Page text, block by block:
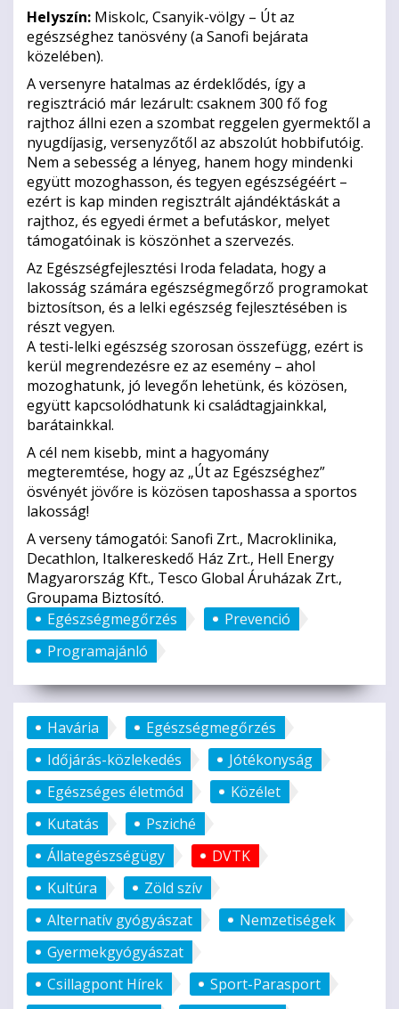
Helyszín: Miskolc, Csanyik-völgy – Út az
egészséghez tanösvény (a Sanofi bejárata
közelében).
A versenyre hatalmas az érdeklődés, így a
regisztráció már lezárult: csaknem 300 fő fog
rajthoz állni ezen a szombat reggelen gyermektől a
nyugdíjasig, versenyzőtől az abszolút hobbifutóig.
Nem a sebesség a lényeg, hanem hogy mindenki
együtt mozoghasson, és tegyen egészségéért –
ezért is kap minden regisztrált ajándéktáskát a
rajthoz, és egyedi érmet a befutáskor, melyet
támogatóinak is köszönhet a szervezés.
Az Egészségfejlesztési Iroda feladata, hogy a
lakosság számára egészségmegőrző programokat
biztosítson, és a lelki egészség fejlesztésében is
részt vegyen.
A testi-lelki egészség szorosan összefügg, ezért is
kerül megrendezésre ez az esemény – ahol
mozoghatunk, jó levegőn lehetünk, és közösen,
együtt kapcsolódhatunk ki családtagjainkkal,
barátainkkal.
A cél nem kisebb, mint a hagyomány
megteremtése, hogy az „Út az Egészséghez”
ösvényét jövőre is közösen taposhassa a sportos
lakosság!
A verseny támogatói: Sanofi Zrt., Macroklinika,
Decathlon, Italkereskedő Ház Zrt., Hell Energy
Magyarország Kft., Tesco Global Áruházak Zrt.,
Groupama Biztosító.
Egészségmegőrzés
Prevenció
Programajánló
Havária
Egészségmegőrzés
Időjárás-közlekedés
Jótékonyság
Egészséges életmód
Közélet
Kutatás
Psziché
Állategészségügy
DVTK
Kultúra
Zöld szív
Alternatív gyógyászat
Nemzetiségek
Gyermekgyógyászat
Csillagpont Hírek
Sport-Parasport